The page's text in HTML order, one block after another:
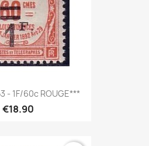
- 1F/60c ROUGE***
€18.90